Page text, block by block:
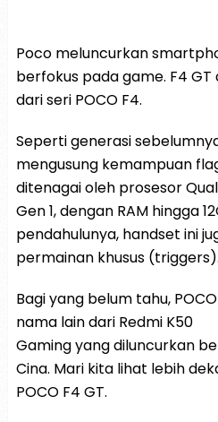
Poco meluncurkan
berfokus pada game. F4
dari seri POCO F4.
Seperti generasi
mengusung kemampuan
ditenagai oleh prosesor
Gen 1, dengan RAM hingga
pendahulunya, handset ini
permainan khusus (triggers).
Bagi yang belum tahu,
nama lain dari Redmi K50
Gaming yang diluncurkan
Cina. Mari kita lihat lebih
POCO F4 GT.